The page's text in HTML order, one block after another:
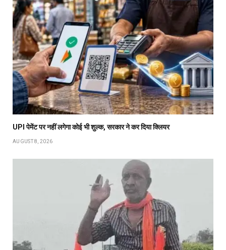
UPI पेमेंट पर नहीं लगेगा कोई भी शुल्क, सरकार ने कर दिया क्लियर
AUGUST 8, 2026